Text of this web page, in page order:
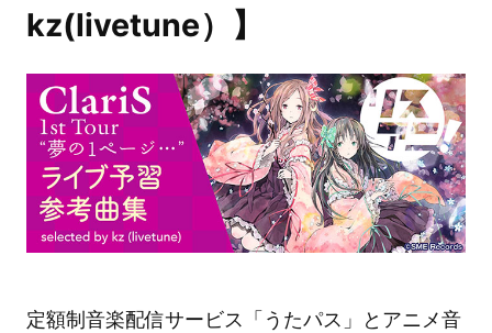
kz(livetune）】
定額制音楽配信サービス「うたパス」とアニメ音